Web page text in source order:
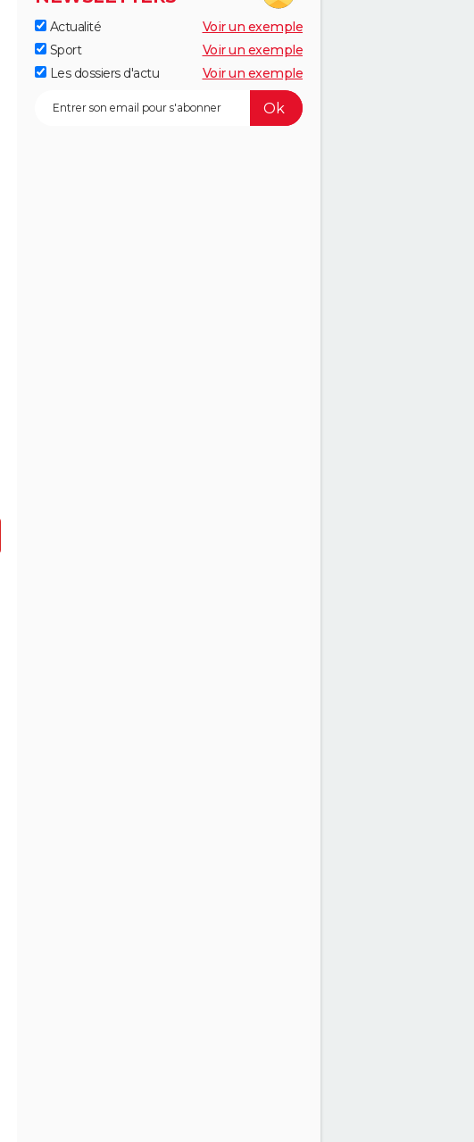
Actualité
Voir un exemple
Sport
Voir un exemple
Les dossiers d'actu
Voir un exemple